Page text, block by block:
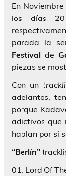
En
los días
parada la
Festival de
piezas se
Con un
adelantos,
porque
adictivos que
hablan por sí
“Berlín”
01. Lord Of